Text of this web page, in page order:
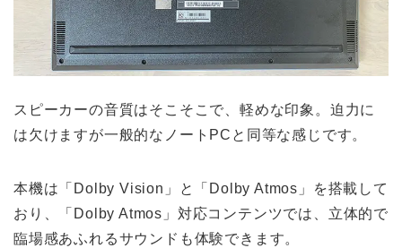
スピーカーの音質はそこそこで、軽めな印象。迫力に
は欠けますが一般的なノートPCと同等な感じです。
本機は「Dolby Vision」と「Dolby Atmos」を搭載して
おり、「Dolby Atmos」対応コンテンツでは、立体的で
臨場感あふれるサウンドも体験できます。